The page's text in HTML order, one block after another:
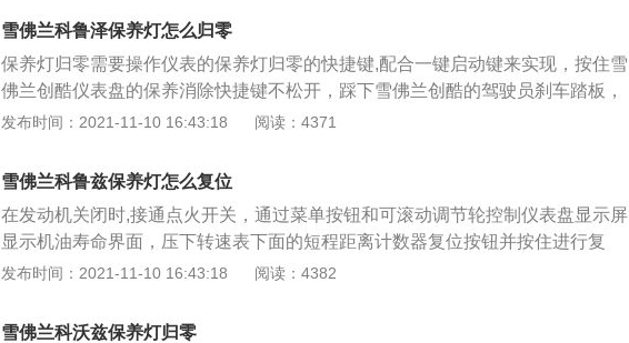
兹搭载了1.5L自然吸气发动机，最大功率是84千瓦，最大扭矩是146牛米，其采
用的驱动方式是前置前驱，前悬架使用了麦弗逊式独立悬架，后悬架使用了扭力
梁式非独立悬架。
雪佛兰科鲁泽保养灯怎么归零
保养灯归零需要操作仪表的保养灯归零的快捷键,配合一键启动键来实现，按住雪
佛兰创酷仪表盘的保养消除快捷键不松开，踩下雪佛兰创酷的驾驶员刹车踏板，
按下雪佛兰创酷的一键启动键。科鲁泽在2019年正式上市销售的，长宽高为4614
喷射增压发动机，汽车的发动机符合我国最新的排放标准。保养灯亮起就需要及
时到4s店对汽车的零部件做保养，才可以维持汽车正常驾驶的状态，减少零部件
的磨损和故障现象出现。
发布时间：2021-11-10 16:43:18 阅读：4371
雪佛兰科鲁兹保养灯怎么复位
在发动机关闭时,接通点火开关，通过菜单按钮和可滚动调节轮控制仪表盘显示屏
显示机油寿命界面，压下转速表下面的短程距离计数器复位按钮并按住进行复
位。科鲁兹是雪佛兰汽车公司推出的紧凑型轿车，汽车的各方面性能表现都处于
动力表现等各个方面来看不仅仅属于a级车的标杆车型，成为了雪佛兰品牌标志
发布时间：2021-11-10 16:43:18 阅读：4382
雪佛兰科沃兹保养灯归零